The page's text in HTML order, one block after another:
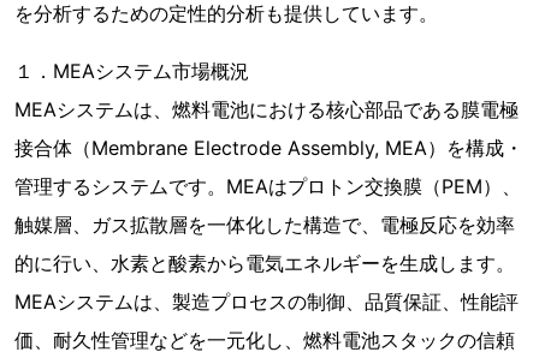
を分析するための定性的分析も提供しています。
１．MEAシステム市場概況
MEAシステムは、燃料電池における核心部品である膜電極
接合体（Membrane Electrode Assembly, MEA）を構成・
管理するシステムです。MEAはプロトン交換膜（PEM）、
触媒層、ガス拡散層を一体化した構造で、電極反応を効率
的に行い、水素と酸素から電気エネルギーを生成します。
MEAシステムは、製造プロセスの制御、品質保証、性能評
価、耐久性管理などを一元化し、燃料電池スタックの信頼